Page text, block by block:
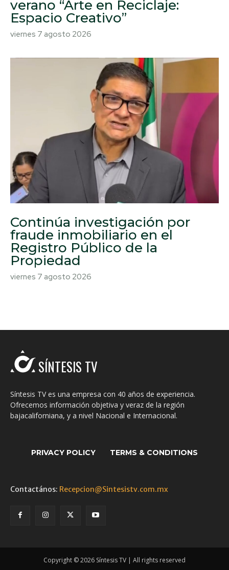
verano “Arte en Reciclaje:
Espacio Creativo”
viernes 7 agosto 2026
Continúa investigación por
fraude inmobiliario en el
Registro Público de la
Propiedad
viernes 7 agosto 2026
SÍNTESIS TV
Síntesis TV es una empresa con 40 años de experiencia.
Ofrecemos información objetiva y veraz de la región
bajacaliforniana, y a nivel Nacional e Internacional.
PRIVACY POLICY TERMS & CONDITIONS
Contactános: Recepcion@Sintesistv.com.mx
Copyright © 2026 Síntesis TV | All rights reserved